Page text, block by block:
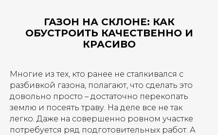
ГАЗОН НА СКЛОНЕ: КАК
ОБУСТРОИТЬ КАЧЕСТВЕННО И
КРАСИВО
Многие из тех, кто ранее не сталкивался с
разбивкой газона, полагают, что сделать это
довольно просто – достаточно перекопать
землю и посеять траву. На деле все не так
легко. Даже на совершенно ровном участке
потребуется ряд подготовительных работ. А